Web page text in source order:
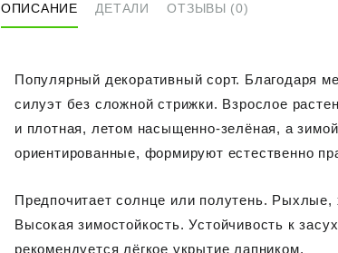
ОПИСАНИЕ ДЕТАЛИ ОТЗЫВЫ (0)
Популярный декоративный сорт. Благодаря
силуэт без сложной стрижки. Взрослое
и плотная, летом насыщенно-зелёная, а
ориентированные, формируют естественно
Предпочитает солнце или полутень.
Высокая зимостойкость. Устойчивость к
рекомендуется лёгкое укрытие лапником.